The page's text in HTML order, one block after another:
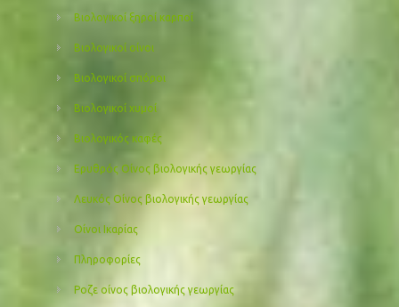
Βιολογικοί ξηροί καρποί
Βιολογικοί οίνοι
Βιολογικοί σπόροι
Βιολογικοί χυμοί
Βιολογικός καφές
Ερυθρός Οίνος βιολογικής γεωργίας
Λευκός Οίνος βιολογικής γεωργίας
Οίνοι Ικαρίας
Πληροφορίες
Ροζε οίνος βιολογικής γεωργίας